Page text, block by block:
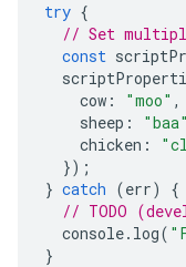
try {
// Set
const
cow : "moo" ,
sheep : "baa"
chicken :
});
} catch (err)
{
// TODO
console. log(
}